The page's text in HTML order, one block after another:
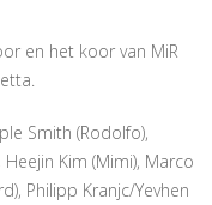
en het koor van MiR
Smith (Rodolfo),
Kim (Mimi), Marco
Philipp Kranjc/Yevhen